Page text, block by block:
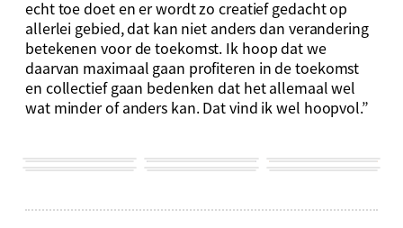
echt toe doet en er wordt zo creatief gedacht op
allerlei gebied, dat kan niet anders dan verandering
betekenen voor de toekomst. Ik hoop dat we
daarvan maximaal gaan profiteren in de toekomst
en collectief gaan bedenken dat het allemaal wel
wat minder of anders kan. Dat vind ik wel hoopvol.”